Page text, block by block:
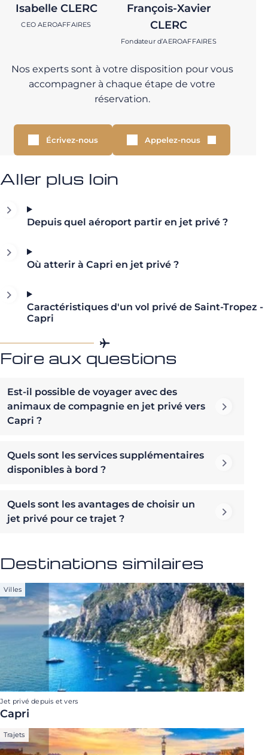
Isabelle CLERC
CEO AEROAFFAIRES
François-Xavier
CLERC
Fondateur d’AEROAFFAIRES
Nos experts sont à votre disposition pour vous
accompagner à chaque étape de votre
réservation.
Écrivez-nous Appelez-nous
Aller plus loin
Depuis quel aéroport partir en jet privé ?
Où atterir à Capri en jet privé ?
Caractéristiques d'un vol privé de Saint-Tropez -
Capri
Foire aux questions
Est-il possible de voyager avec des
animaux de compagnie en jet privé vers
Capri ?
Quels sont les services supplémentaires
disponibles à bord ?
Quels sont les avantages de choisir un
jet privé pour ce trajet ?
Destinations similaires
Villes
Jet privé depuis et vers
Capri
Trajets